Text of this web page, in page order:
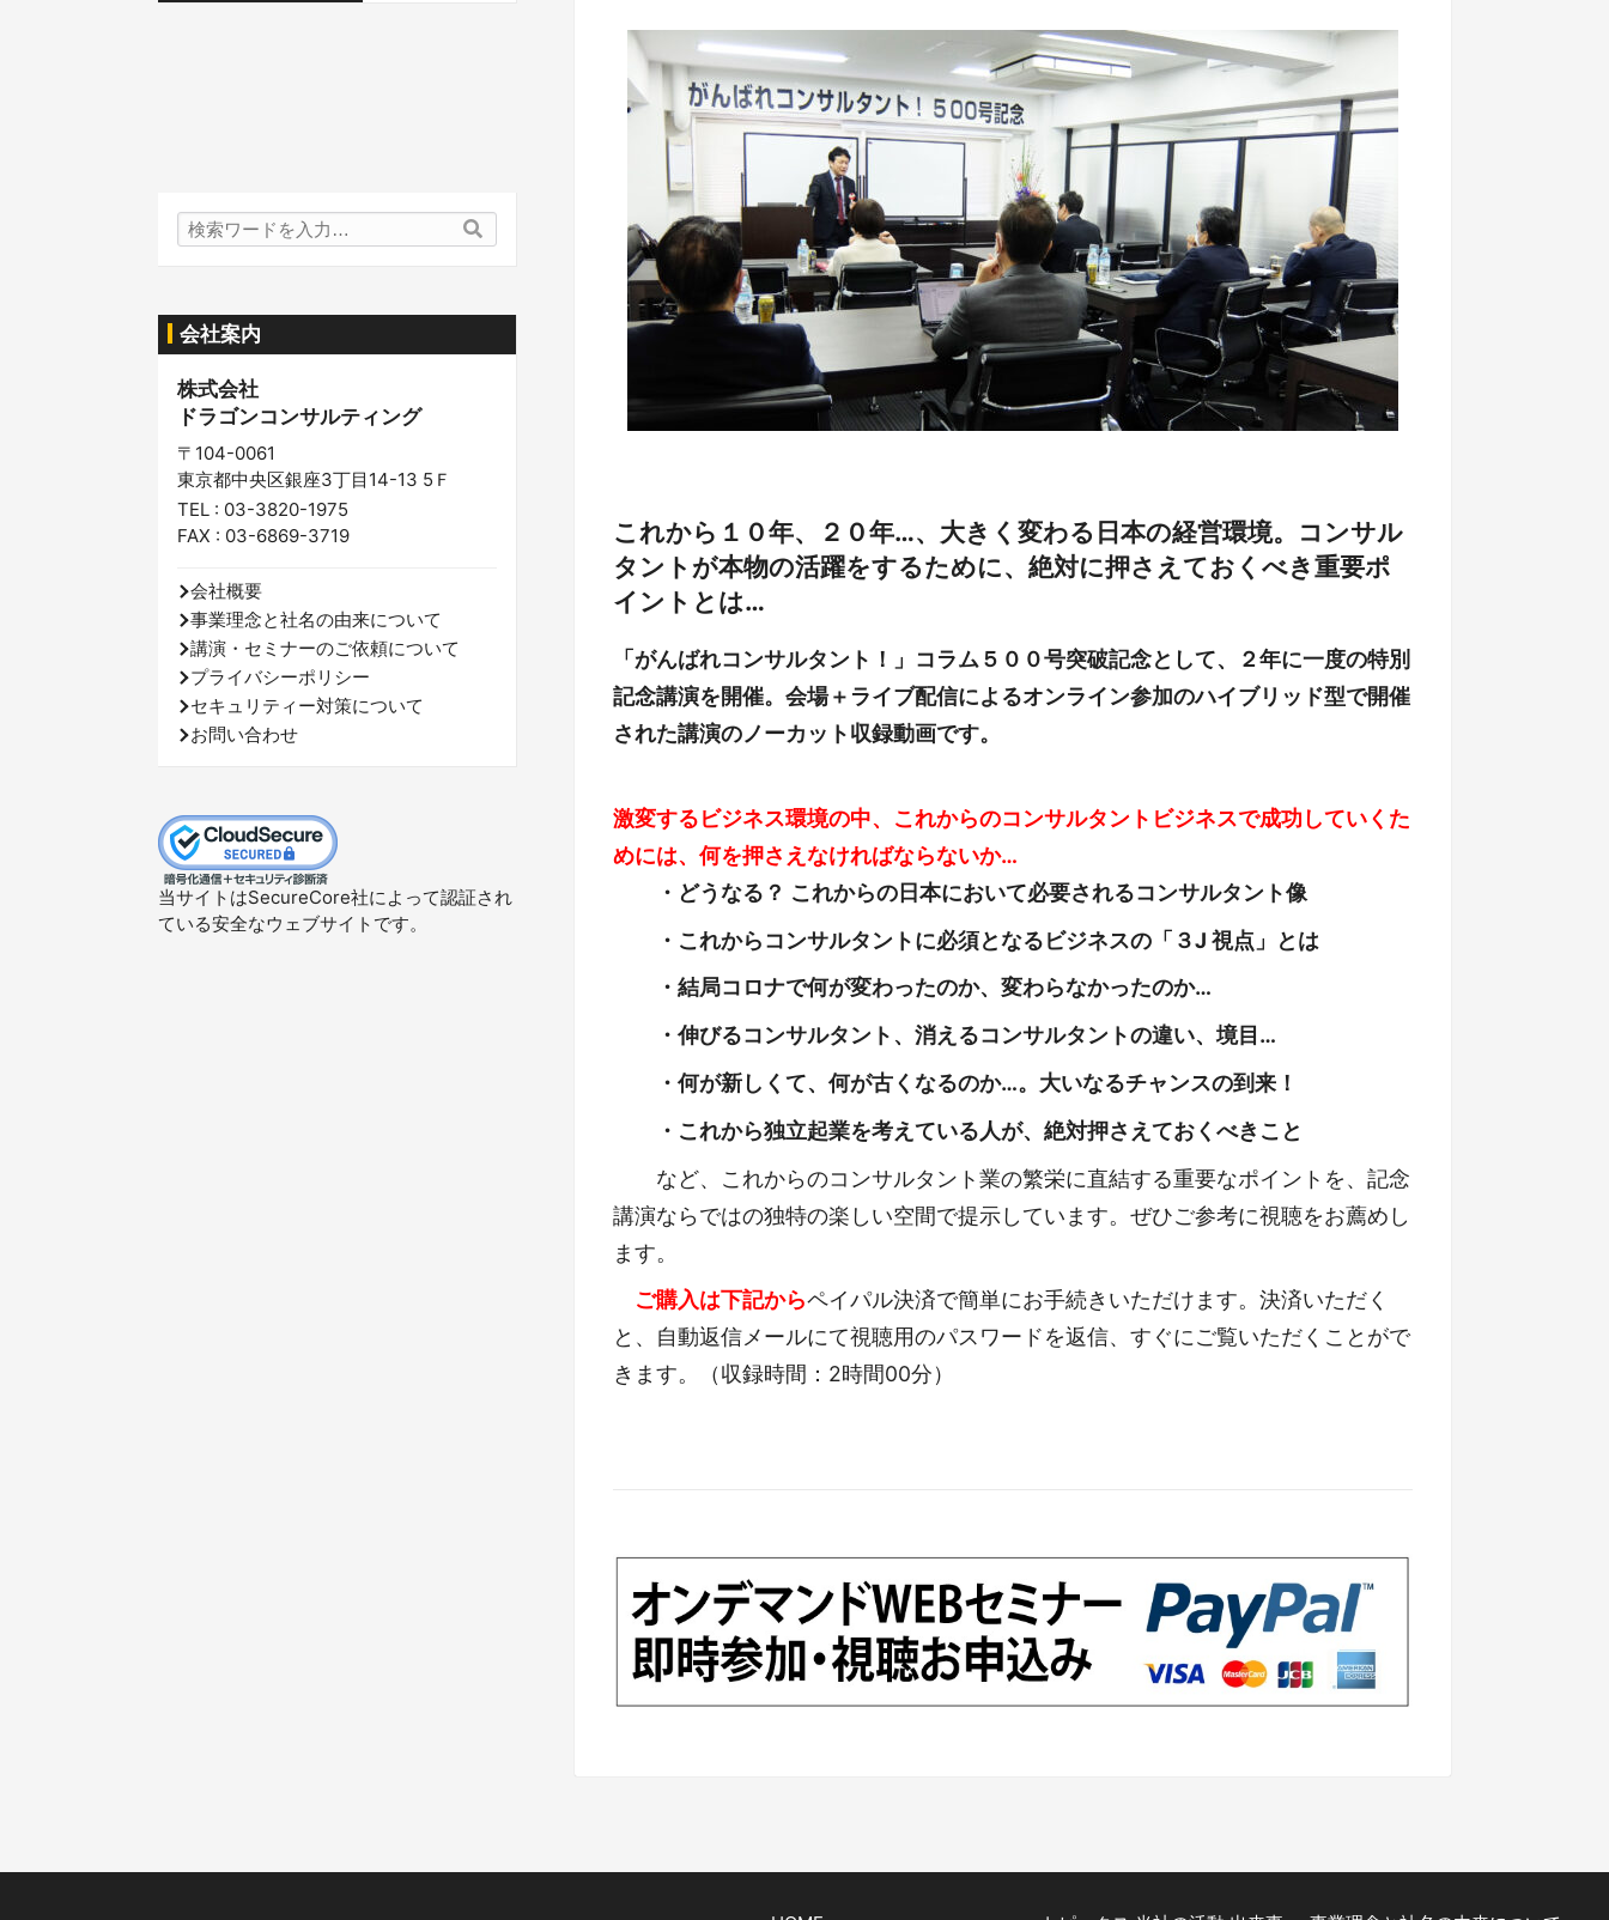
これから１０年、２０年…、大きく変わる日本の経営環境。コンサル
タントが本物の活躍をするために、絶対に押さえておくべき重要ポ
イントとは…
「がんばれコンサルタント！」コラム５００号突破記念として、２年に一度の特別
記念講演を開催。会場＋ライブ配信によるオンライン参加のハイブリッド型で開催
された講演のノーカット収録動画です。
激変するビジネス環境の中、これからのコンサルタントビジネスで成功していくた
めには、何を押さえなければならないか…
・どうなる？ これからの日本において必要されるコンサルタント像
・これからコンサルタントに必須となるビジネスの「３J 視点」とは
・結局コロナで何が変わったのか、変わらなかったのか…
・伸びるコンサルタント、消えるコンサルタントの違い、境目…
・何が新しくて、何が古くなるのか…。大いなるチャンスの到来！
・これから独立起業を考えている人が、絶対押さえておくべきこと
など、これからのコンサルタント業の繁栄に直結する重要なポイントを、記念
講演ならではの独特の楽しい空間で提示しています。ぜひご参考に視聴をお薦めし
ます。
ご購入は下記からペイパル決済で簡単にお手続きいただけます。決済いただく
と、自動返信メールにて視聴用のパスワードを返信、すぐにご覧いただくことがで
きます。（収録時間：2時間00分）
検
索
会社案内
株式会社
ドラゴンコンサルティング
〒104-0061
東京都中央区銀座3丁目14-13 5Ｆ
TEL : 03-3820-1975
FAX : 03-6869-3719
会社概要
事業理念と社名の由来について
講演・セミナーのご依頼について
プライバシーポリシー
セキュリティー対策について
お問い合わせ
当サイトはSecureCore社によって認証され
ている安全なウェブサイトです。